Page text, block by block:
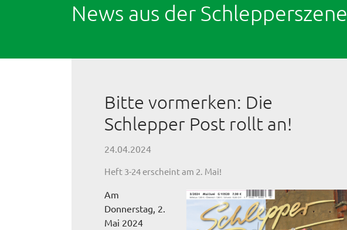
News aus der Schlepperszene
Bitte vormerken: Die
Schlepper Post rollt an!
24.04.2024
Heft 3-24 erscheint am 2. Mai!
Am
Donnerstag, 2.
Mai 2024